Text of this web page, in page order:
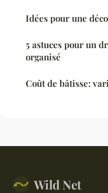
Idées pour une
5 astuces pour un
organisé
Coût de bâtisse:
Wild Net